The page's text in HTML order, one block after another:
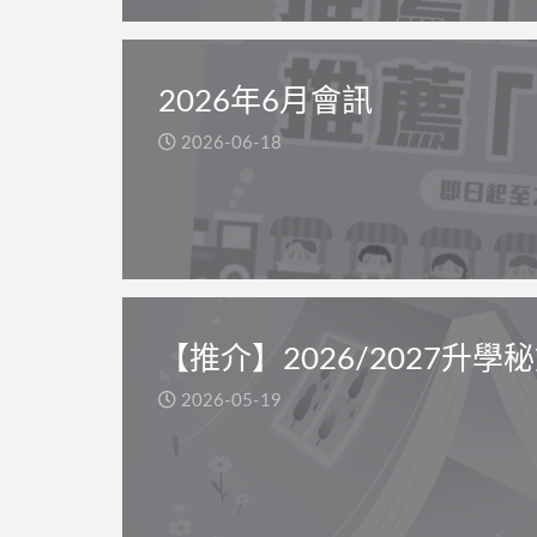
2026年6月會訊
2026-06-18
【推介】2026/2027升學
2026-05-19